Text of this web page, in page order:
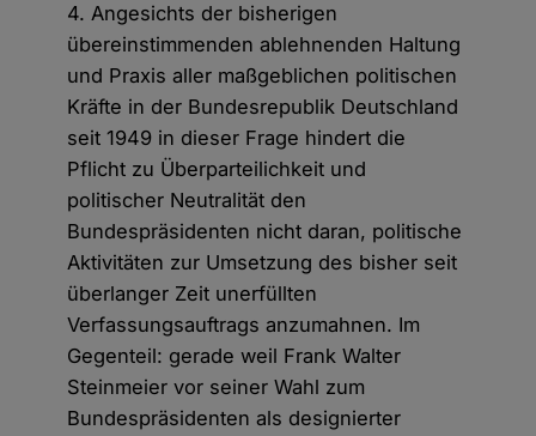
4. Angesichts der bisherigen
übereinstimmenden ablehnenden Haltung
und Praxis aller maßgeblichen politischen
Kräfte in der Bundesrepublik Deutschland
seit 1949 in dieser Frage hindert die
Pflicht zu Überparteilichkeit und
politischer Neutralität den
Bundespräsidenten nicht daran, politische
Aktivitäten zur Umsetzung des bisher seit
überlanger Zeit unerfüllten
Verfassungsauftrags anzumahnen. Im
Gegenteil: gerade weil Frank Walter
Steinmeier vor seiner Wahl zum
Bundespräsidenten als designierter